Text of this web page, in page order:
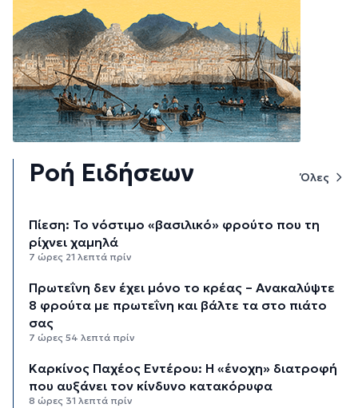
Ροή Ειδήσεων Όλες
Πίεση: Το νόστιμο «βασιλικό» φρούτο που τη
ρίχνει χαμηλά
7 ώρες 21 λεπτά πρίν
Πρωτεΐνη δεν έχει μόνο το κρέας – Ανακαλύψτε
8 φρούτα με πρωτεΐνη και βάλτε τα στο πιάτο
σας
7 ώρες 54 λεπτά πρίν
Καρκίνος Παχέος Εντέρου: Η «ένοχη» διατροφή
που αυξάνει τον κίνδυνο κατακόρυφα
8 ώρες 31 λεπτά πρίν